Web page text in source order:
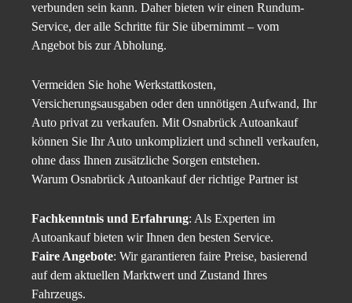
verbunden sein kann. Daher bieten wir einen Rundum-
Service, der alle Schritte für Sie übernimmt – vom
Angebot bis zur Abholung.
Vermeiden Sie hohe Werkstattkosten,
Versicherungsausgaben oder den unnötigen Aufwand, Ihr
Auto privat zu verkaufen. Mit Osnabrück Autoankauf
können Sie Ihr Auto unkompliziert und schnell verkaufen,
ohne dass Ihnen zusätzliche Sorgen entstehen.
Warum Osnabrück Autoankauf der richtige Partner ist
Fachkenntnis und Erfahrung: Als Experten im
Autoankauf bieten wir Ihnen den besten Service.
Faire Angebote: Wir garantieren faire Preise, basierend
auf dem aktuellen Marktwert und Zustand Ihres
Fahrzeugs.